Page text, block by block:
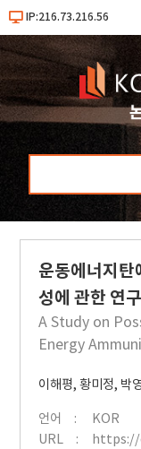
IP:216.73.216.56
운동에너지탄
성에 관한 연구
A Study on
Energy
이해평,황미정, 박
언어
KOR
URL
https://